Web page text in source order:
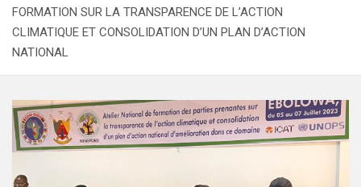
FORMATION SUR LA TRANSPARENCE DE L’ACTION
CLIMATIQUE ET CONSOLIDATION D’UN PLAN D’ACTION
NATIONAL